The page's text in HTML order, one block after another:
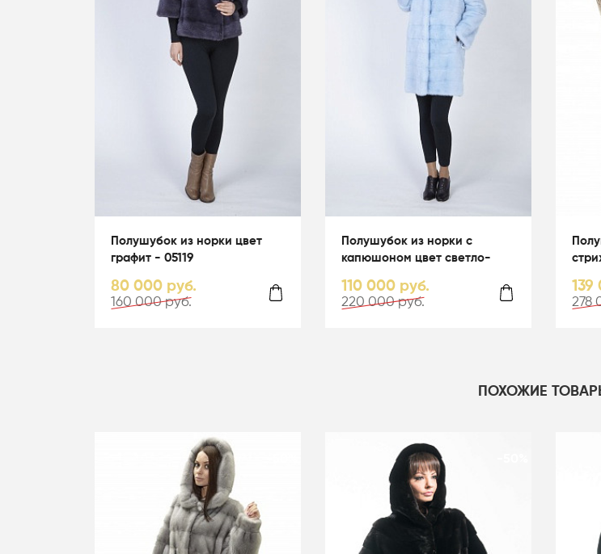
Полушубок из норки цвет
графит - 05119
80 000 руб.
160 000 руб.
Полушубок из норки с
капюшоном цвет светло-
110 000 руб.
220 000 руб.
139
278
ПОХОЖИЕ